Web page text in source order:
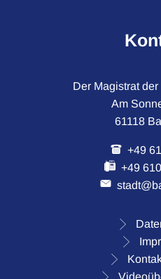
Der Magistrat
Am
61118
+49
+49